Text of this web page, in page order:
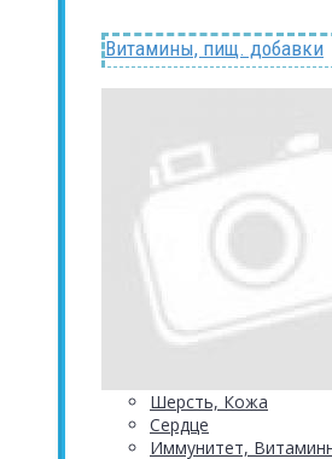
Витамины, пищ. добавки
Шерсть, Кожа
Сердце
Иммунитет,